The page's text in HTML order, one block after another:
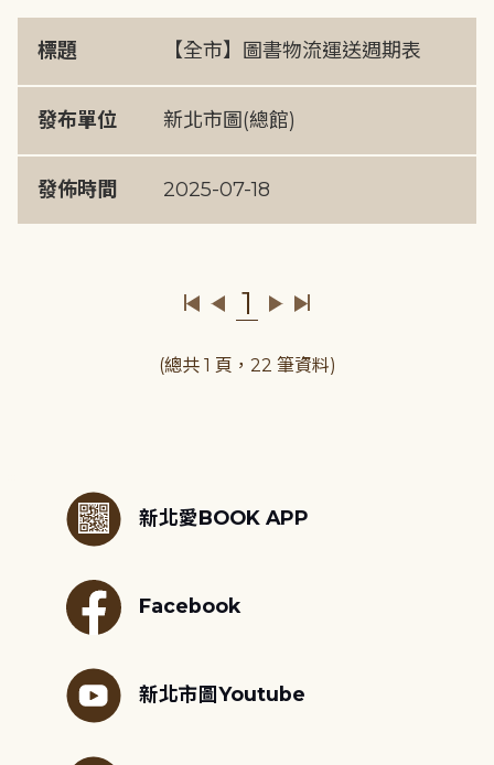
標題 【全市】圖書物流運送週期表
發布單位 新北市圖(總館)
發佈時間 2025-07-18
1
(總共 1 頁，22 筆資料)
新北愛BOOK APP
Facebook
新北市圖Youtube